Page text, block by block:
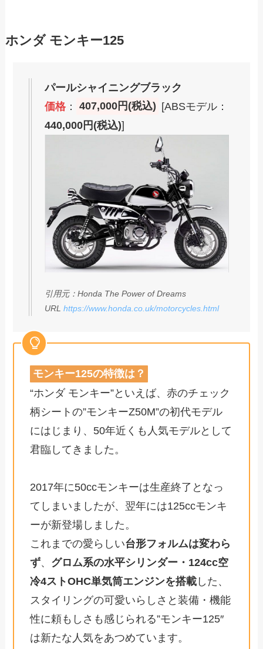
ホンダ モンキー125
パールシャイニングブラック
価格 ： 407,000円(税込) [ABSモデル：
440,000円(税込)]
引用元：Honda The Power of Dreams
URLhttps://www.honda.co.uk/motorcycles.html
モンキー125の特徴は？
“ホンダ モンキー”といえば、赤のチェック
柄シートの”モンキーZ50M”の初代モデル
にはじまり、50年近くも人気モデルとして
君臨してきました。
2017年に50ccモンキーは生産終了となっ
てしまいましたが、翌年には125ccモンキ
ーが新登場しました。
これまでの愛らしい台形フォルムは変わら
ず、 グロム系の水平シリンダー・124cc空
冷4ストOHC単気筒エンジンを搭載 した、
スタイリングの可愛いらしさと装備・機能
性に頼もしさも感じられる”モンキー125″
は新たな人気をあつめています。